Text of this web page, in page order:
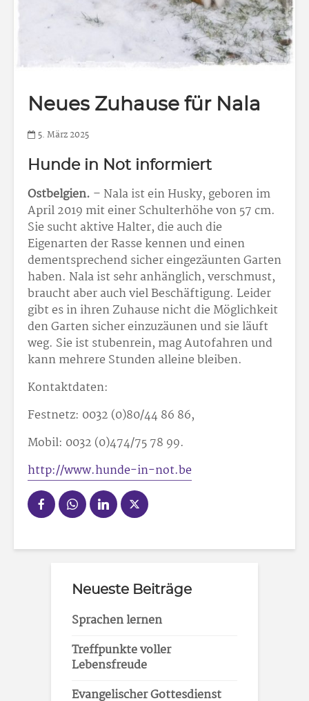
Neues Zuhause für Nala
5. März 2025
Hunde in Not informiert
Ostbelgien. – Nala ist ein Husky, geboren im
April 2019 mit einer Schulterhöhe von 57 cm.
Sie sucht aktive Halter, die auch die
Eigenarten der Rasse kennen und einen
dementsprechend sicher eingezäunten Garten
haben. Nala ist sehr anhänglich, verschmust,
braucht aber auch viel Beschäftigung. Leider
gibt es in ihren Zuhause nicht die Möglichkeit
den Garten sicher einzuzäunen und sie läuft
weg. Sie ist stubenrein, mag Autofahren und
kann mehrere Stunden alleine bleiben.
Kontaktdaten:
Festnetz: 0032 (0)80/44 86 86,
Mobil: 0032 (0)474/75 78 99.
http://www.hunde-in-not.be
Neueste Beiträge
Sprachen lernen
Treffpunkte voller
Lebensfreude
Evangelischer Gottesdienst